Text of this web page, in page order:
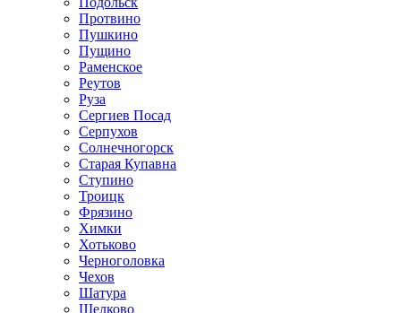
Протвино
Пушкино
Пущино
Раменское
Реутов
Руза
Сергиев Посад
Серпухов
Солнечногорск
Старая Купавна
Ступино
Троицк
Фрязино
Химки
Хотьково
Черноголовка
Чехов
Шатура
Щелково